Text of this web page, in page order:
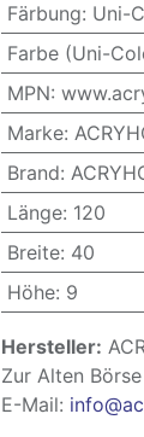
Färbung: Uni-
Farbe (Uni-
MPN:
Marke:
Brand:
Länge: 120
Breite: 40
Höhe: 9
Hersteller:
Zur Alten
E-Mail: